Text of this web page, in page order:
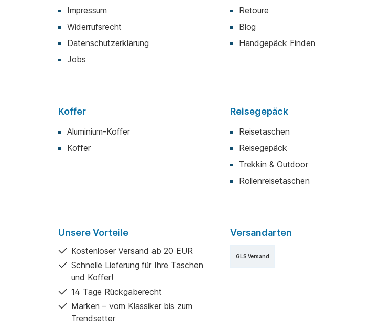
Impressum
Widerrufsrecht
Datenschutzerklärung
Jobs
Retoure
Blog
Handgepäck Finden
Koffer
Aluminium-Koffer
Koffer
Reisegepäck
Reisetaschen
Reisegepäck
Trekkin & Outdoor
Rollenreisetaschen
Unsere Vorteile
Kostenloser Versand ab 20 EUR
Schnelle Lieferung für Ihre Taschen
und Koffer!
14 Tage Rückgaberecht
Marken – vom Klassiker bis zum
Trendsetter
Versandarten
GLS Versand